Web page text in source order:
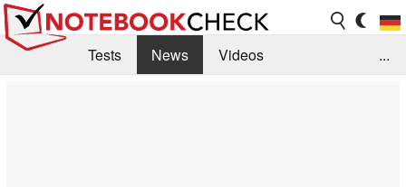
Tests News
Videos
...